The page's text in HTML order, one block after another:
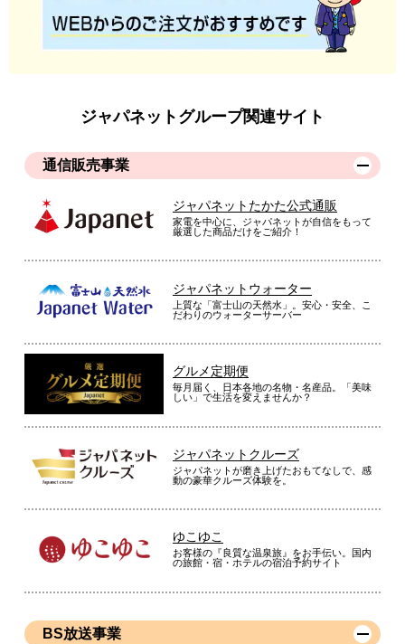
ジャパネットグループ関連サイト
通信販売事業
ジャパネットたかた公式通販
家電を中心に、ジャパネットが自信をもって
厳選した商品だけをご紹介！
ジャパネットウォーター
上質な「富士山の天然水」。安心・安全、こ
だわりのウォーターサーバー
グルメ定期便
毎月届く、日本各地の名物・名産品。「美味
しい」で生活を変えませんか？
ジャパネットクルーズ
ジャパネットが磨き上げたおもてなしで、感
動の豪華クルーズ体験を。
ゆこゆこ
お客様の『良質な温泉旅』をお手伝い。国内
の旅館・宿・ホテルの宿泊予約サイト
BS放送事業